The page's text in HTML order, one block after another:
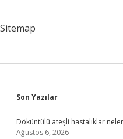
Sitemap
Sidebar
Son Yazılar
Döküntülü ateşli hastalıklar
Ağustos 6, 2026